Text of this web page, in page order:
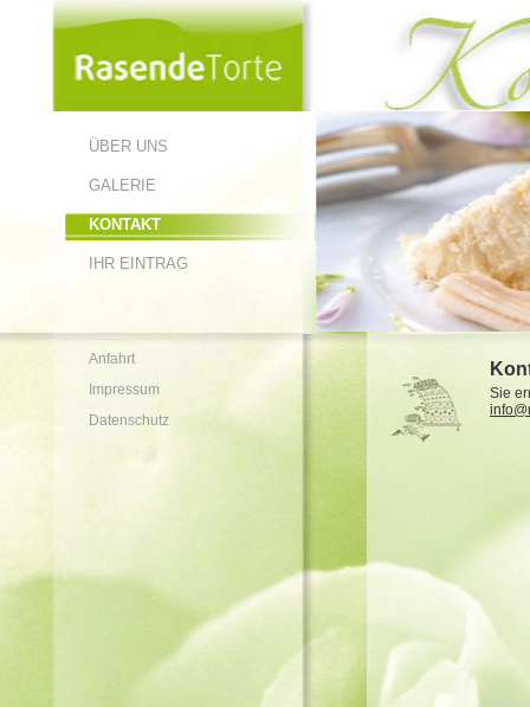
ÜBER UNS
GALERIE
KONTAKT
IHR EINTRAG
Anfahrt
Impressum
Datenschutz
Sie